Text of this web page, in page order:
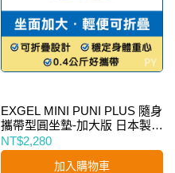
EXGEL MINI PUNI PLUS 隨身
攜帶型圓坐墊-加大版 日本製
(多色可選)
NT$2,280
加入購物車